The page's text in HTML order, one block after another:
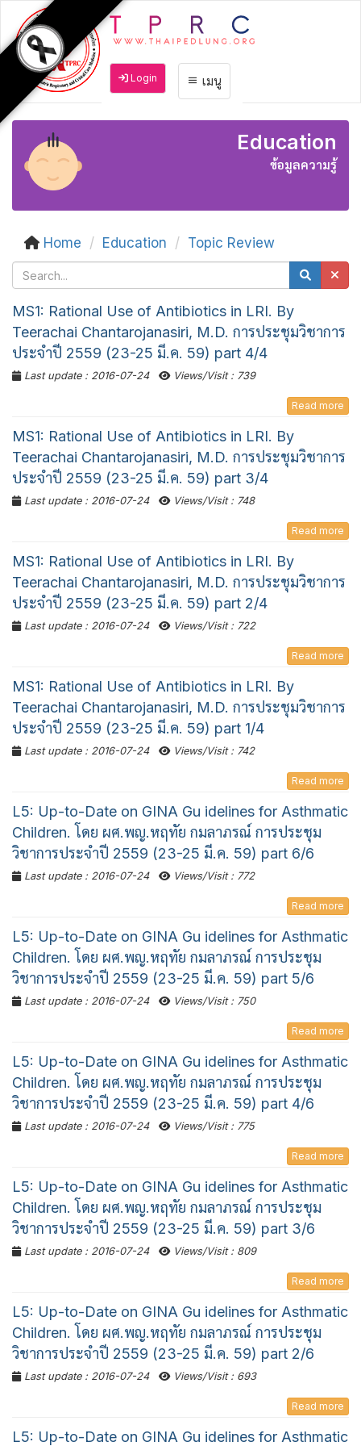
เมนู
Login
Education
ข้อมูลความรู้
Home Education Topic Review
MS1: Rational Use of Antibiotics in LRI. By
Teerachai Chantarojanasiri, M.D. การประชุมวิชาการ
ประจำปี 2559 (23-25 มี.ค. 59) part 4/4
Last update : 2016-07-24 Views/Visit : 739
Read more
MS1: Rational Use of Antibiotics in LRI. By
Teerachai Chantarojanasiri, M.D. การประชุมวิชาการ
ประจำปี 2559 (23-25 มี.ค. 59) part 3/4
Last update : 2016-07-24 Views/Visit : 748
Read more
MS1: Rational Use of Antibiotics in LRI. By
Teerachai Chantarojanasiri, M.D. การประชุมวิชาการ
ประจำปี 2559 (23-25 มี.ค. 59) part 2/4
Last update : 2016-07-24 Views/Visit : 722
Read more
MS1: Rational Use of Antibiotics in LRI. By
Teerachai Chantarojanasiri, M.D. การประชุมวิชาการ
ประจำปี 2559 (23-25 มี.ค. 59) part 1/4
Last update : 2016-07-24 Views/Visit : 742
Read more
L5: Up-to-Date on GINA Gu idelines for Asthmatic
Children. โดย ผศ.พญ.หฤทัย กมลาภรณ์ การประชุม
วิชาการประจำปี 2559 (23-25 มี.ค. 59) part 6/6
Last update : 2016-07-24 Views/Visit : 772
Read more
L5: Up-to-Date on GINA Gu idelines for Asthmatic
Children. โดย ผศ.พญ.หฤทัย กมลาภรณ์ การประชุม
วิชาการประจำปี 2559 (23-25 มี.ค. 59) part 5/6
Last update : 2016-07-24 Views/Visit : 750
Read more
L5: Up-to-Date on GINA Gu idelines for Asthmatic
Children. โดย ผศ.พญ.หฤทัย กมลาภรณ์ การประชุม
วิชาการประจำปี 2559 (23-25 มี.ค. 59) part 4/6
Last update : 2016-07-24 Views/Visit : 775
Read more
L5: Up-to-Date on GINA Gu idelines for Asthmatic
Children. โดย ผศ.พญ.หฤทัย กมลาภรณ์ การประชุม
วิชาการประจำปี 2559 (23-25 มี.ค. 59) part 3/6
Last update : 2016-07-24 Views/Visit : 809
Read more
L5: Up-to-Date on GINA Gu idelines for Asthmatic
Children. โดย ผศ.พญ.หฤทัย กมลาภรณ์ การประชุม
วิชาการประจำปี 2559 (23-25 มี.ค. 59) part 2/6
Last update : 2016-07-24 Views/Visit : 693
Read more
L5: Up-to-Date on GINA Gu idelines for Asthmatic